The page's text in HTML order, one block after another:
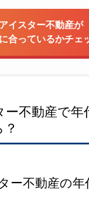
イスター不動産が
合っているかチェ
不動産で年
ー不動産の年